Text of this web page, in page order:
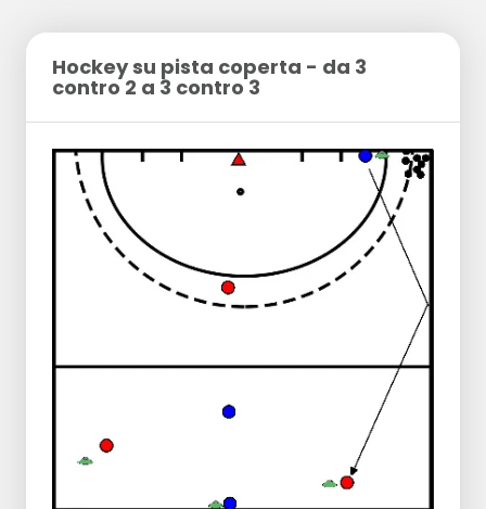
Hockey su pista coperta - da 3
contro 2 a 3 contro 3